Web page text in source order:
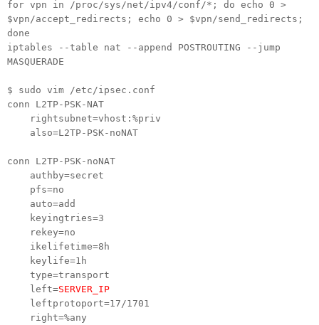
for vpn in /proc/sys/net/ipv4/conf/*; do echo 0 >
$vpn/accept_redirects; echo 0 > $vpn/send_redirects;
done
iptables --table nat --append POSTROUTING --jump
MASQUERADE
$ sudo vim /etc/ipsec.conf
conn L2TP-PSK-NAT
rightsubnet=vhost:%priv
also=L2TP-PSK-noNAT
conn L2TP-PSK-noNAT
authby=secret
pfs=no
auto=add
keyingtries=3
rekey=no
ikelifetime=8h
keylife=1h
type=transport
left=SERVER_IP
leftprotoport=17/1701
right=%any